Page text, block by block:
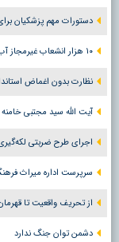
دستورات مهم پزشکیان
۱۰ هزار انشعاب غیرمجاز آب در البرز شناسایی شد
نظارت بدون اغماض
آیت الله سید مجتبی
اجرای طرح ضربتی
سرپرست اداره میراث
از تحریف واقعیت تا
دشمن توان جنگ ندارد